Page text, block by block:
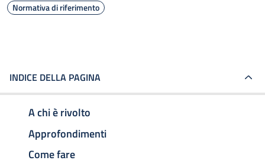
Normativa di riferimento
INDICE DELLA PAGINA
A chi è rivolto
Approfondimenti
Come fare